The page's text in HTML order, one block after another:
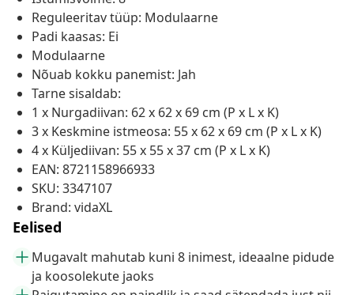
Reguleeritav tüüp: Modulaarne
Padi kaasas: Ei
Modulaarne
Nõuab kokku panemist: Jah
Tarne sisaldab:
1 x Nurgadiivan: 62 x 62 x 69 cm (P x L x K)
3 x Keskmine istmeosa: 55 x 62 x 69 cm (P x L x K)
4 x Küljediivan: 55 x 55 x 37 cm (P x L x K)
EAN: 8721158966933
SKU: 3347107
Brand: vidaXL
Eelised
Mugavalt mahutab kuni 8 inimest, ideaalne pidude
ja koosolekute jaoks